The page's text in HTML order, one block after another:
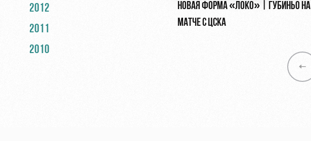
2012
2011
2010
НОВАЯ ФОРМА «ЛОКО» | ГУБИНЬО НА
МАТЧЕ С ЦСКА